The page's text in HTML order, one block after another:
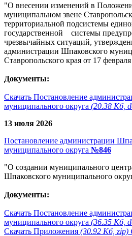
"О внесении изменений в
муниципальном звене
территориальной подсистемы
государственной системы
чрезвычайных ситуаций,
администрации Шпаковского
Ставропольского края от 17
Документы:
Скачать Постановление
муниципального округа (20.38 Кб,
13 июля 2026
Постановление администрации
муниципального округа №846
"О создании муниципального
Шпаковского муниципального
Документы:
Скачать Постановление
муниципального округа (36.35 Кб,
Скачать Приложения (30.92 Кб, zip)